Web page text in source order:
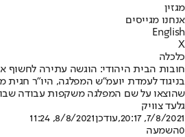
מגזין
אנחנו מגייסים
English
X
כלכלה
חובות הבית היהודי: הוגשה עתירה לחשוף
בניגוד לעמדת יועמ"ש המפלגה, היו"ר
שהוצאו על שם המפלגה משקפות עבודה
גלעד צוויק
7/8/2021, 20:17
,עודכן8/8/2021, 11:24
0השמעה